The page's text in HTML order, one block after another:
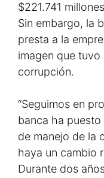
$221.741
Sin embargo, la
presta a la
imagen que
corrupción.
“Seguimos en
banca ha
de manejo de la
haya un cambio
Durante dos